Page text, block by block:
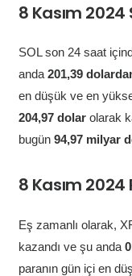
8 Kasım 2024
SOL son 24 saat
anda 201,39
en düşük ve en
204,97 dolarolarak
bugün 94,97 milyar
8 Kasım 2024
Eş zamanlı olarak,
kazandı ve şu anda
paranın gün içi en